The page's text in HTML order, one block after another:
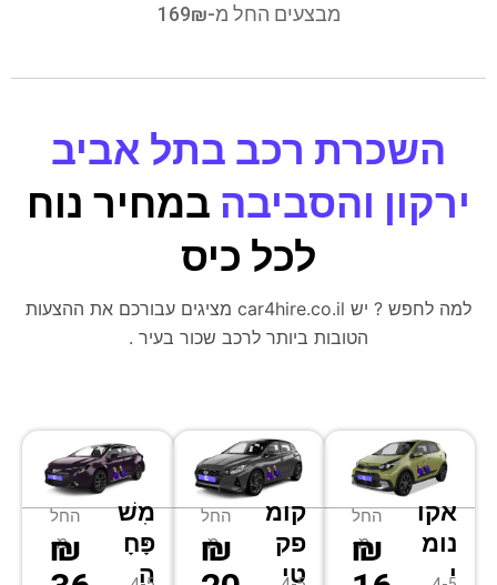
מבצעים החל מ-169₪
השכרת רכב בתל אביב
ירקון והסביבה במחיר נוח
לכל כיס
למה לחפש ? יש car4hire.co.il מציגים עבורכם את ההצעות
הטובות ביותר לרכב שכור בעיר .
אקו
נומ
י
החל
מ-
₪
קומ
פק
טי
החל
מ-
₪
מִשׁ
פָּחָ
ה
החל
מ-
₪